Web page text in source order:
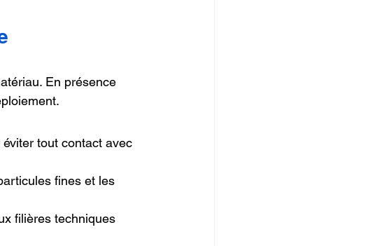
En présence
tout contact avec
fines et les
filières techniques